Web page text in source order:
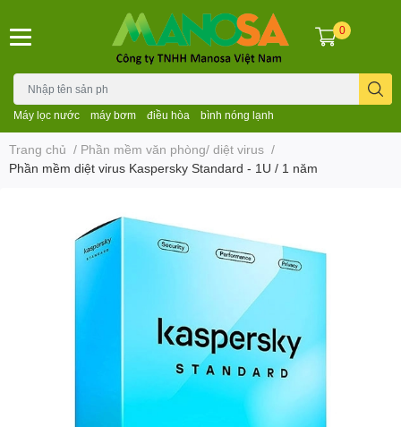
Máy lọc nước máy bơm điều hòa bình nóng lạnh
0
Trang chủ / Phần mềm văn phòng/ diệt virus /
Phần mềm diệt virus Kaspersky Standard - 1U / 1 năm